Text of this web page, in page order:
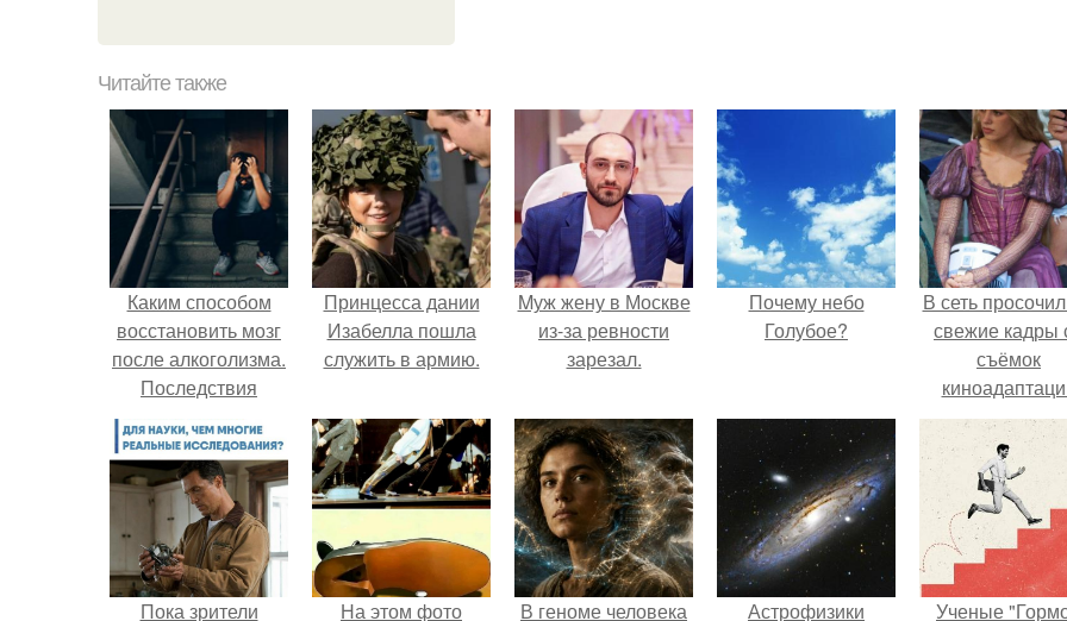
Читайте также
Каким способом
восстановить мозг
после алкоголизма.
Последствия
интоксикации
Принцесса дании
Изабелла пошла
служить в армию.
Mуж жену в Москве
из-за ревности
зарезал.
Почему небо
Голубое?
В сеть
свежие кадры
съёмок
"Рапунцель", и
внимание
моментально
оказалось
приковано к
крофт.
Пока зрители
На этом фото В геноме человека Астрофизики Ученые